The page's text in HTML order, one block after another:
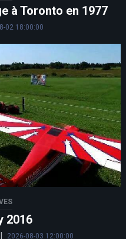
à Toronto en 1977
02 18:00:00
2016
2026-08-03 12:00:00